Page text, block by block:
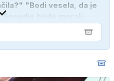
"Bodi vesela, da je
bodo morali
ga prebutal!"